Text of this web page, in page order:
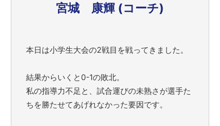
宮城 康輝 (コーチ)
本日は小学生大会の2戦目を戦ってきました。
結果からいくと0-1の敗北。
私の指導力不足と、試合運びの未熟さが選手た
ちを勝たせてあげれなかった要因です。